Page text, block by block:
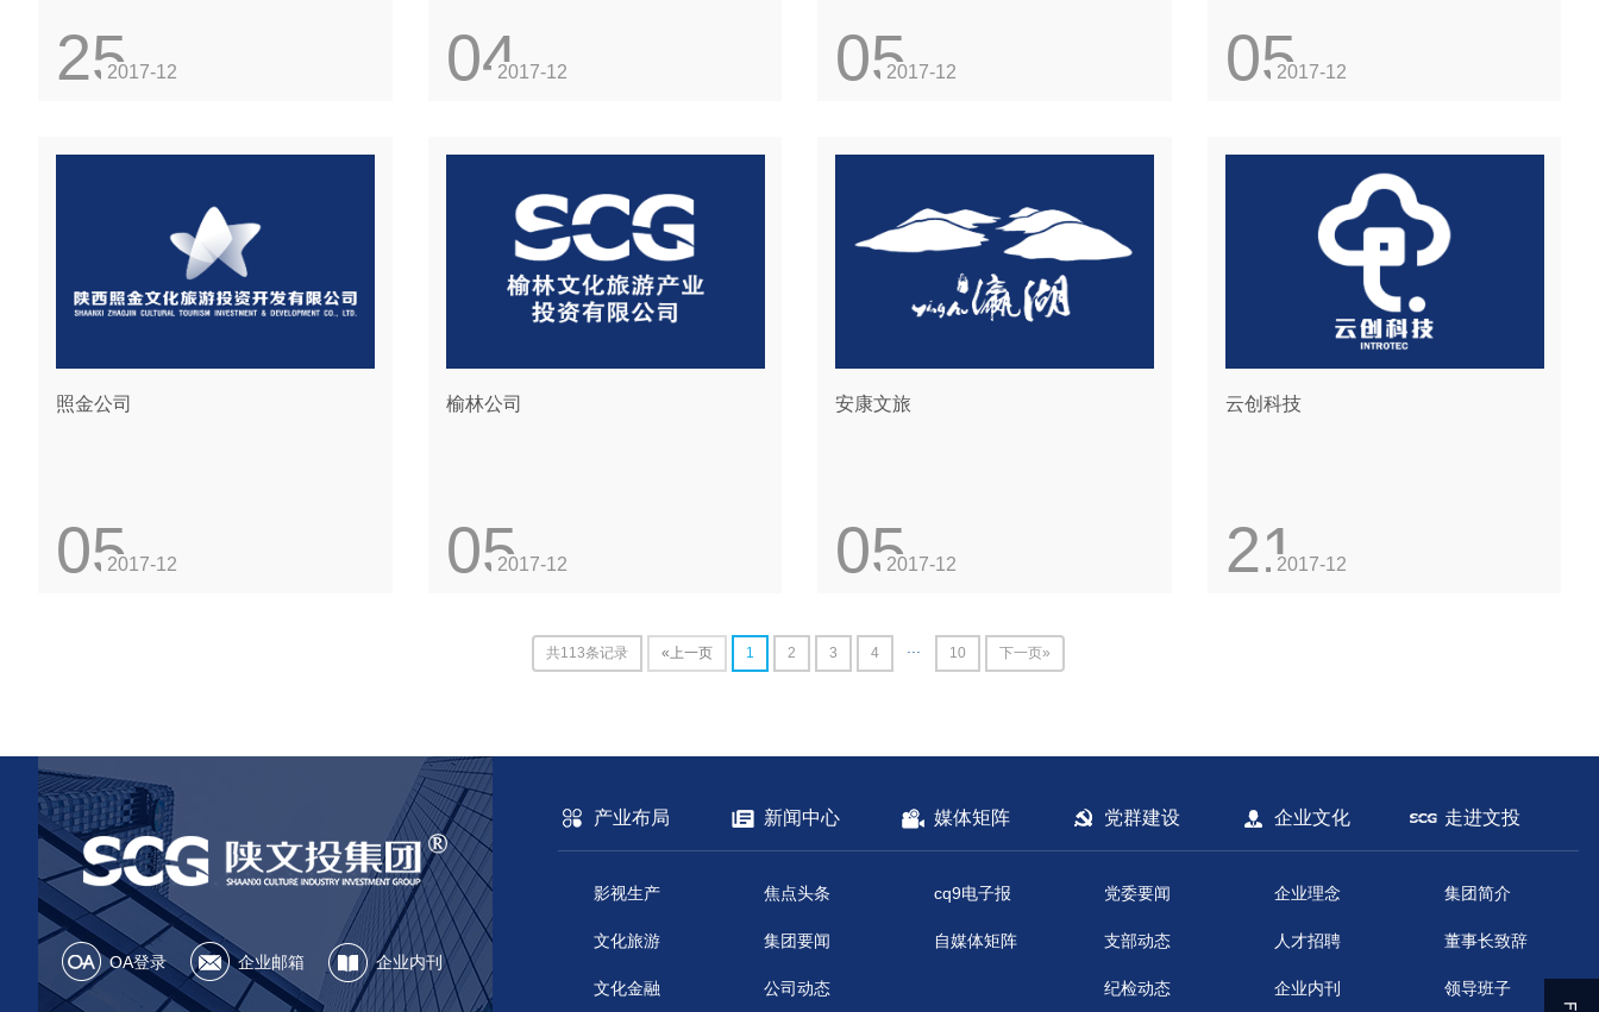
252017-12 042017-12 052017-12 052017-12
照金公司
052017-12
榆林公司
052017-12
安康文旅
052017-12
云创科技
212017-12
共113条记录 «上一页 1 2 3 4 10 下一页»
OA登录 企业邮箱 企业内刊
产业布局
影视生产
文化旅游
文化金融
新闻中心
焦点头条
集团要闻
公司动态
媒体矩阵
cq9电子报
自媒体矩阵
党群建设
党委要闻
支部动态
纪检动态
企业文化
企业理念
人才招聘
企业内刊
走进文投
集团简介
董事长致辞
领导班子